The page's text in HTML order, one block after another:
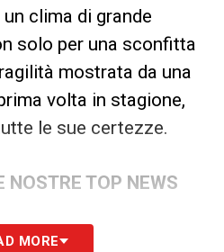
clima di grande
solo per una sconfitta
mostrata da una
volta in stagione,
le sue certezze.
NOSTRE TOP NEWS
MORE